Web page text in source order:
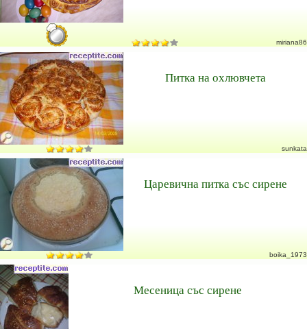
miriana86
Питка на охлювчета
sunkata
Царевична питка със сирене
boika_1973
Месеница със сирене